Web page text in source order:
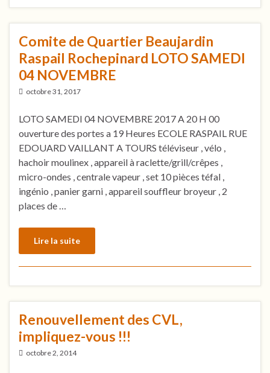
Comite de Quartier Beaujardin
Raspail Rochepinard LOTO SAMEDI
04 NOVEMBRE
octobre 31, 2017
LOTO SAMEDI 04 NOVEMBRE 2017 A 20 H 00
ouverture des portes a 19 Heures ECOLE RASPAIL RUE
EDOUARD VAILLANT A TOURS téléviseur , vélo ,
hachoir moulinex , appareil à raclette/grill/crêpes ,
micro-ondes , centrale vapeur , set 10 pièces téfal ,
ingénio , panier garni , appareil souffleur broyeur , 2
places de …
Lire la suite
Renouvellement des CVL,
impliquez-vous !!!
octobre 2, 2014